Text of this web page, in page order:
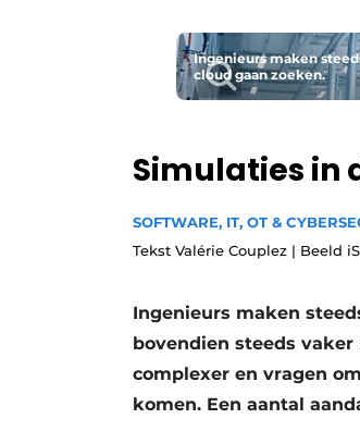
Meest gelezen
Nieuwsbrief
Vacature
Vacatures
Video’s
Ingenieurs maken
cloud gaan zoeken.
Simulaties in
SOFTWARE, IT, OT &
Tekst Valérie Couplez | Beeld
Ingenieurs maken
bovendien steeds
complexer en vragen
komen. Een aantal